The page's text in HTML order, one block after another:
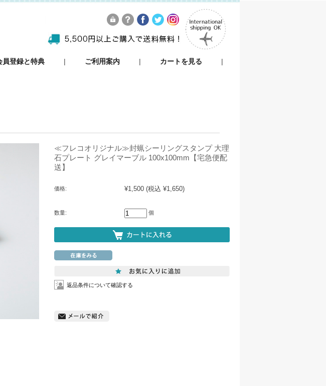
員登録と特典 ご利用案内 カートを見る
≪フレコオリジナル≫封蝋シーリングスタンプ 大理
石プレート グレイマーブル 100x100mm【宅急便配
送】
価格: ¥1,500 (税込 ¥1,650)
数量: 個
返品条件について確認する